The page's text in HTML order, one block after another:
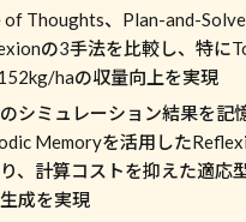
of Thoughts、Plan-and-Solve
の3手法を比較し、特に
haの収量向上を実現
シミュレーション結果を記
Memoryを活用した
、計算コストを抑えた適応
成を実現